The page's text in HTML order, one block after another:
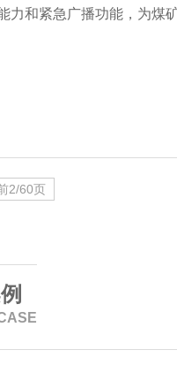
力和紧急广播功能，为煤
2/60页